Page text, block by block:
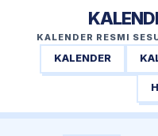
KALENDER RESMI
KALENDER